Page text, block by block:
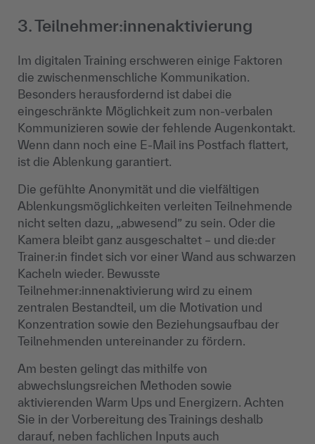
3. Teilnehmer:innenaktivierung
Im digitalen Training erschweren einige Faktoren
die zwischenmenschliche Kommunikation.
Besonders herausfordernd ist dabei die
eingeschränkte Möglichkeit zum non-verbalen
Kommunizieren sowie der fehlende Augenkontakt.
Wenn dann noch eine E-Mail ins Postfach flattert,
ist die Ablenkung garantiert.
Die gefühlte Anonymität und die vielfältigen
Ablenkungsmöglichkeiten verleiten Teilnehmende
nicht selten dazu, „abwesend” zu sein. Oder die
Kamera bleibt ganz ausgeschaltet – und die:der
Trainer:in findet sich vor einer Wand aus schwarzen
Kacheln wieder. Bewusste
Teilnehmer:innenaktivierung wird zu einem
zentralen Bestandteil, um die Motivation und
Konzentration sowie den Beziehungsaufbau der
Teilnehmenden untereinander zu fördern.
Am besten gelingt das mithilfe von
abwechslungsreichen Methoden sowie
aktivierenden Warm Ups und Energizern. Achten
Sie in der Vorbereitung des Trainings deshalb
darauf, neben fachlichen Inputs auch